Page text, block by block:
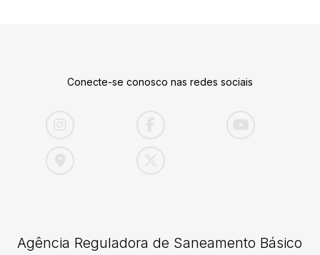
Conecte-se conosco nas redes sociais
Agência Reguladora de Saneamento Básico